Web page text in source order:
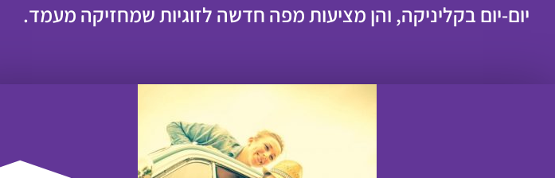
יום-יום בקליניקה, והן מציעות מפה חדשה לזוגיות שמחזיקה מעמד.